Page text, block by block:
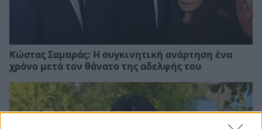
Κώστας Σαμαράς: Η συγκινητική ανάρτηση ένα
χρόνο μετά τον θάνατο της αδελφής του